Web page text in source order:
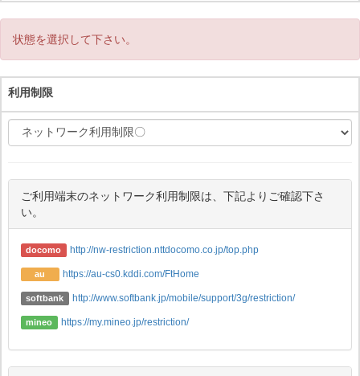
状態を選択して下さい。
利用制限
ご利用端末のネットワーク利用制限は、下記よりご確認下さ
い。
docomo http://nw-restriction.nttdocomo.co.jp/top.php
au https://au-cs0.kddi.com/FtHome
softbank http://www.softbank.jp/mobile/support/3g/restriction/
mineo https://my.mineo.jp/restriction/